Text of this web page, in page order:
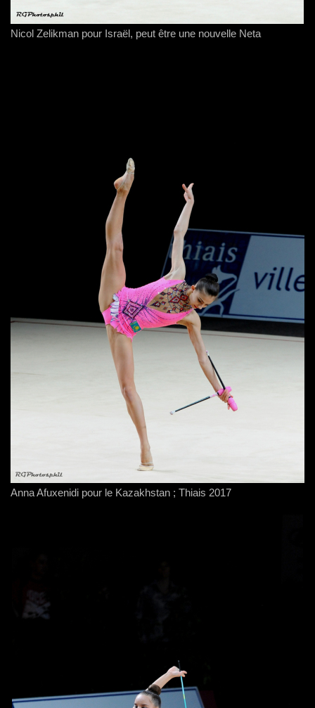
Nicol Zelikman pour Israël, peut être une nouvelle Neta
Anna Afuxenidi pour le Kazakhstan ; Thiais 2017